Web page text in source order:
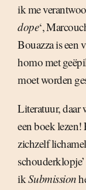
ik me
dope‘,
Bouazza is
homo met
moet worden
Literatuur, daar
een boek
zichzelf
ikSubmission